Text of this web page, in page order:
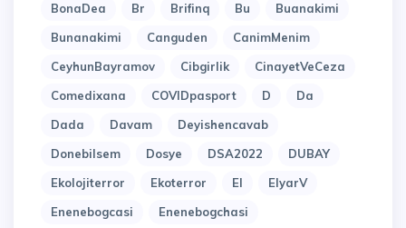
BonaDea
Br Brifinq Bu
Buanakimi
Bunanakimi
Canguden
CanimMenim
CeyhunBayramov
Cibgirlik
CinayetVeCeza
Comedixana
COVIDpasport D
Da
Dada
Davam
Deyishencavab
Donebilsem
Dosye DSA2022
DUBAY
Ekolojiterror
Ekoterror El
ElyarV
Enenebogcasi
Enenebogchasi